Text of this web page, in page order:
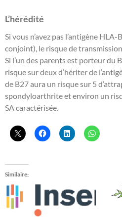
L’hérédité
Si vous n’avez pas l’antigène
conjoint), le risque de
Si l’un des parents est porteur du
risque sur deux d’hériter de
de B27 aura un risque sur 5
spondyloarthrite et environ un
SA caractérisée.
Similaire